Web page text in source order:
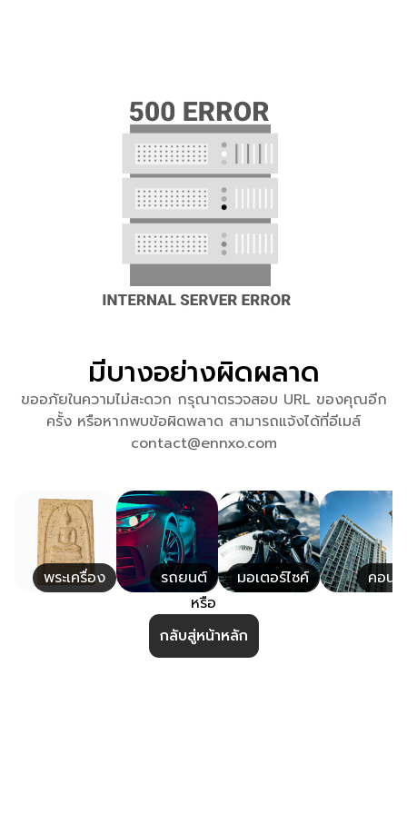
มีบางอย่างผิดผลาด
ขออภัยในความไม่สะดวก กรุณาตรวจสอบ URL ของคุณอีก
ครั้ง หรือหากพบข้อผิดพลาด สามารถแจ้งได้ที่อีเมล์
contact@ennxo.com
พระเครื่อง รถยนต์ มอเตอร์ไซค์
คอนโ
หรือ
กลับสู่หน้าหลัก